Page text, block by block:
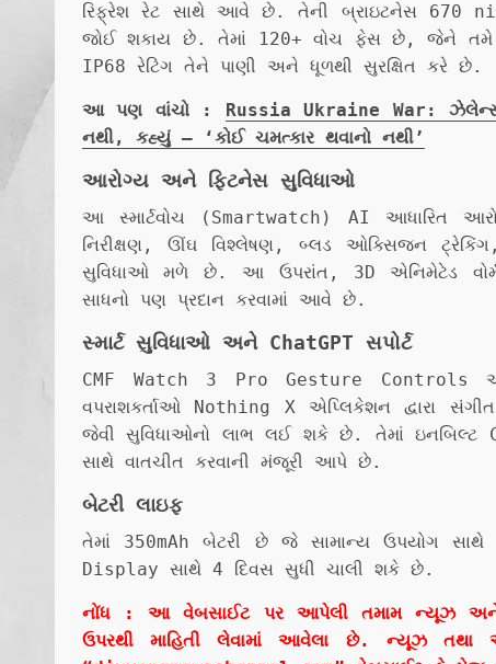
રિફ્રેશ રેટ સાથે આવે છે. તેની બ્રાઇટનેસ 670
જોઈ શકાય છે. તેમાં 120+ વોચ ફેસ છે, જેને તમે
IP68 રેટિંગ તેને પાણી અને ધૂળથી સુરક્ષિત કરે છે.
આ પણ વાંચો : Russia Ukraine War:
નથી, કહ્યું – ‘કોઈ ચમત્કાર થવાનો નથી’
આરોગ્ય અને ફિટનેસ સુવિધાઓ
આ સ્માર્ટવોચ (Smartwatch) AI આધારિત
નિરીક્ષણ, ઊંઘ વિશ્લેષણ, બ્લડ ઓક્સિજન
સુવિધાઓ મળે છે. આ ઉપરાંત, 3D એનિમેટેડ
સાધનો પણ પ્રદાન કરવામાં આવે છે.
સ્માર્ટ સુવિધાઓ અને ChatGPT સપોર્ટ
CMF Watch 3 Pro Gesture
વપરાશકર્તાઓ Nothing X એપ્લિકેશન દ્વારા
જેવી સુવિધાઓનો લાભ લઈ શકે છે. તેમાં ઇનબિલ્ટ
સાથે વાતચીત કરવાની મંજૂરી આપે છે.
બેટરી લાઇફ
તેમાં 350mAh બેટરી છે જે સામાન્ય ઉપયોગ
Display સાથે 4 દિવસ સુધી ચાલી શકે છે.
નોંધ : આ વેબસાઈટ પર આપેલી તમામ ન્યૂઝ અને
ઉપરથી માહિતી લેવામાં આવેલા છે. ન્યૂઝ તથા